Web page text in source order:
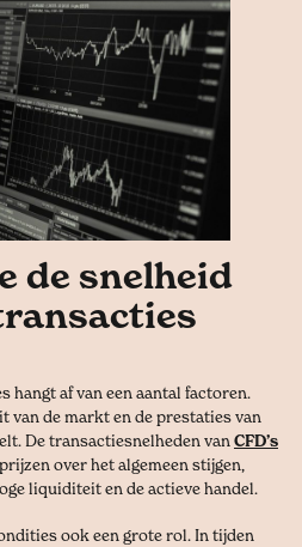
de snelheid
hangt af van een aantal factoren.
van de markt en de prestaties van
De transactiesnelheden van CFD’s
prijzen over het algemeen stijgen,
liquiditeit en de actieve handel.
ook een grote rol. In tijden